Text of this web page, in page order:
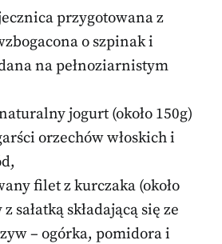
przygotowana z
o szpinak i
na pełnoziarnistym
jogurt (około 150g)
orzechów włoskich i
filet z kurczaka (około
sałatką składającą się ze
– ogórka, pomidora i